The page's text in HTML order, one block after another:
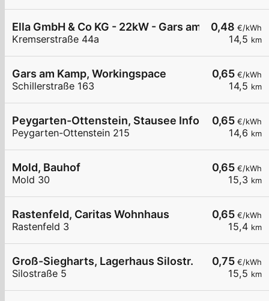
0,48 €/kWh
14,5 km
Ella GmbH & Co KG - 22kW - Gars am Kamp -
Kremserstraße 44a
0,65 €/kWh
14,5 km
Gars am Kamp, Workingspace
Schillerstraße 163
0,65 €/kWh
14,6 km
Peygarten-Ottenstein, Stausee Infozentrum
Peygarten-Ottenstein 215
0,65 €/kWh
15,3 km
Mold, Bauhof
Mold 30
0,65 €/kWh
15,4 km
Rastenfeld, Caritas Wohnhaus
Rastenfeld 3
0,75 €/kWh
15,5 km
Groß-Siegharts, Lagerhaus Silostr.
Silostraße 5